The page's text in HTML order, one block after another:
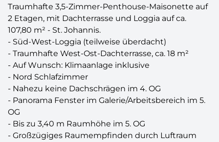
Traumhafte 3,5-Zimmer-Penthouse-Maisonette auf
2 Etagen, mit Dachterrasse und Loggia auf ca.
107,80 m² - St. Johannis.
- Süd-West-Loggia (teilweise überdacht)
- Traumhafte West-Ost-Dachterrasse, ca. 18 m²
- Auf Wunsch: Klimaanlage inklusive
- Nord Schlafzimmer
- Nahezu keine Dachschrägen im 4. OG
- Panorama Fenster im Galerie/Arbeitsbereich im 5.
OG
- Bis zu 3,40 m Raumhöhe im 5. OG
- Großzügiges Raumempfinden durch Luftraum